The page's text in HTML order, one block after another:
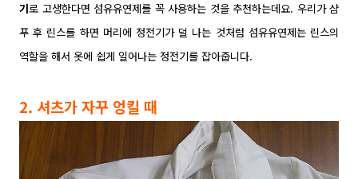
기로 고생한다면 섬유유연제를 꼭 사용하는 것을 추천하는데요. 우리가 샴
푸 후 린스를 하면 머리에 정전기가 덜 나는 것처럼 섬유유연제는 린스의
역할을 해서 옷에 쉽게 일어나는 정전기를 잡아줍니다.
2. 셔츠가 자꾸 엉킬 때